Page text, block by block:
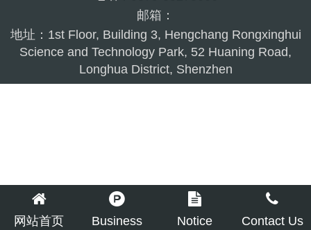
邮箱：
地址：1st Floor, Building 3, Hengchang Rongxinghui
Science and Technology Park, 52 Huaning Road,
Longhua District, Shenzhen
网站首页 Business Notice Contact Us